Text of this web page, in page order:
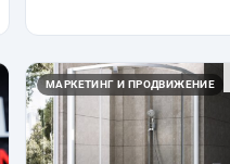
МАРКЕТИНГ И ПРОДВИЖЕНИЕ